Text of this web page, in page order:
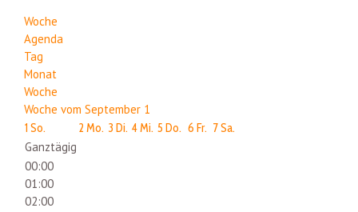
Woche
Agenda
Tag
Monat
Woche
Woche vom September 1
1 So. 2 Mo. 3 Di. 4Mi. 5 Do. 6 Fr. 7Sa.
Ganztägig
00:00
01:00
02:00